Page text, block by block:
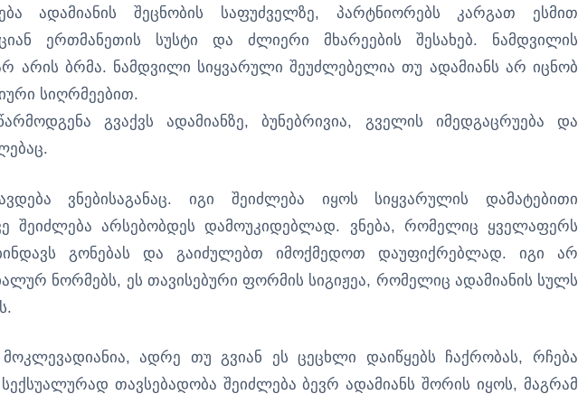
ადამიანის შეცნობის საფუძველზე, პარტნიორებს კარგათ ესმით
ერთმანეთის სუსტი და ძლიერი მხარეების შესახებ. ნამდვილის
არის ბრმა. ნამდვილი სიყვარული შეუძლებელია თუ ადამიანს არ იცნობ
სიღრმეებით.
გვაქვს ადამიანზე, ბუნებრივია, გველის იმედგაცრუება და
ვნებისაგანაც. იგი შეიძლება იყოს სიყვარულის დამატებითი
შეიძლება არსებობდეს დამოუკიდებლად. ვნება, რომელიც ყველაფერს
გონებას და გაიძულებთ იმოქმედოთ დაუფიქრებლად. იგი არ
ნორმებს, ეს თავისებური ფორმის სიგიჟეა, რომელიც ადამიანის სულს
მოკლევადიანია, ადრე თუ გვიან ეს ცეცხლი დაიწყებს ჩაქრობას, რჩება
თავსებადობა შეიძლება ბევრ ადამიანს შორის იყოს, მაგრამ